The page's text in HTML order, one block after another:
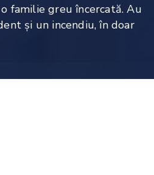
familie greu încercată. Au
și un incendiu, în doar